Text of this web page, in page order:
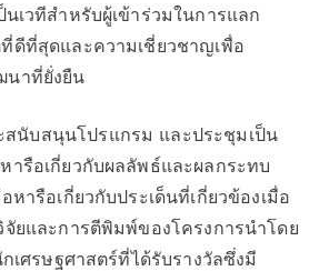
นเวทีสำหรับผู้เข้าร่วมในการแลก
ดีที่สุดและความเชี่ยวชาญเพื่อ
นาที่ยั่งยืน
นับสนุนโปรแกรม และประชุมเป็น
ารือเกี่ยวกับผลลัพธ์และผลกระทบ
หารือเกี่ยวกับประเด็นที่เกี่ยวข้องเมื่อ
ยและการตีพิมพ์ของโครงการนำโดย
เศรษฐศาสตร์ที่ได้รับรางวัลซึ่งมี